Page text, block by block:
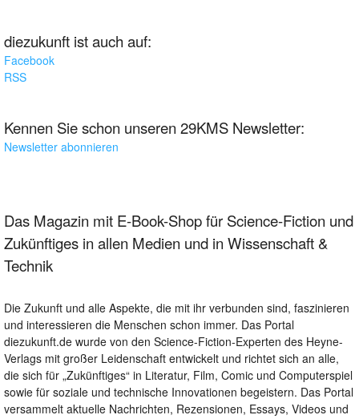
diezukunft ist auch auf:
Facebook
RSS
Kennen Sie schon unseren 29KMS Newsletter:
Newsletter abonnieren
Das Magazin mit E-Book-Shop für Science-Fiction und
Zukünftiges in allen Medien und in Wissenschaft &
Technik
Die Zukunft und alle Aspekte, die mit ihr verbunden sind, faszinieren
und interessieren die Menschen schon immer. Das Portal
diezukunft.de wurde von den Science-Fiction-Experten des Heyne-
Verlags mit großer Leidenschaft entwickelt und richtet sich an alle,
die sich für „Zukünftiges“ in Literatur, Film, Comic und Computerspiel
sowie für soziale und technische Innovationen begeistern. Das Portal
versammelt aktuelle Nachrichten, Rezensionen, Essays, Videos und